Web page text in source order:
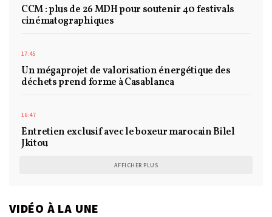
CCM : plus de 26 MDH pour soutenir 40 festivals
cinématographiques
17:45
Un mégaprojet de valorisation énergétique des
déchets prend forme à Casablanca
16:47
Entretien exclusif avec le boxeur marocain Bilel
Jkitou
AFFICHER PLUS
VIDÉO À LA UNE